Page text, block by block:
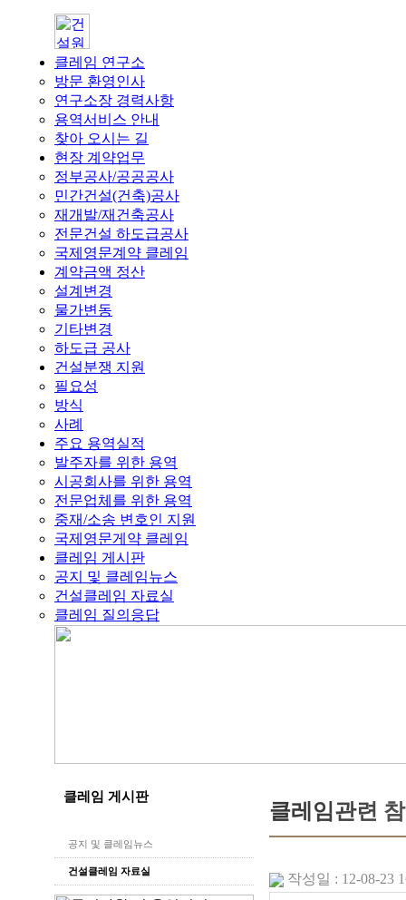
클레임 연구소
방문 환영인사
연구소장 경력사항
용역서비스 안내
찾아 오시는 길
현장 계약업무
정부공사/공공공사
민간건설(건축)공사
재개발/재건축공사
전문건설 하도급공사
국제영문계약 클레임
계약금액 정산
설계변경
물가변동
기타변경
하도급 공사
건설분쟁 지원
필요성
방식
사례
주요 용역실적
발주자를 위한 용역
시공회사를 위한 용역
전문업체를 위한 용역
중재/소송 변호인 지원
국제영문게약 클레임
클레임 게시판
공지 및 클레임뉴스
건설클레임 자료실
클레임 질의응답
클레임 게시판
공지 및 클레임뉴스
건설클레임 자료실
클레 임관련 참
작성일 : 12-08-23